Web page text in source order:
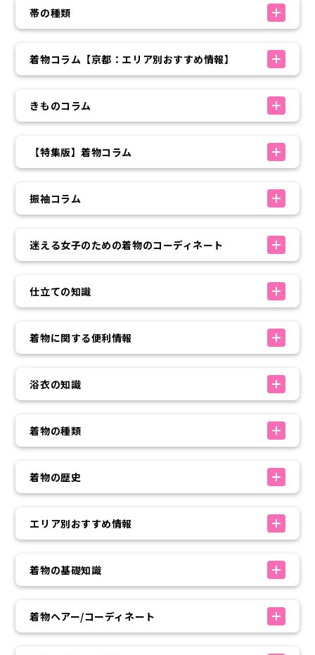
帯の種類
着物コラム【京都：エリア別おすすめ情報】
きものコラム
【特集版】着物コラム
振袖コラム
迷える女子のための着物のコーディネート
仕立ての知識
着物に関する便利情報
浴衣の知識
着物の種類
着物の歴史
エリア別おすすめ情報
着物の基礎知識
着物ヘアー/コーディネート